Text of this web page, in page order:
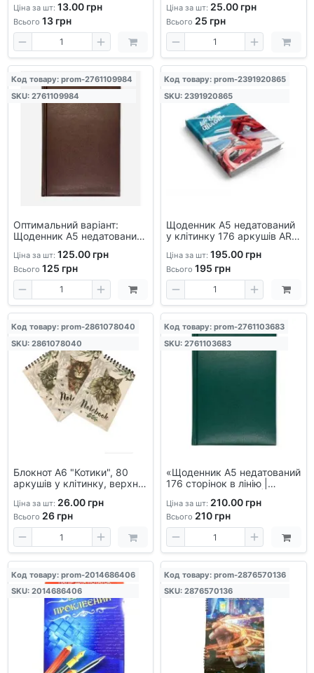
помічник для щоденних
записі
Ціна за шт: 13.00 грн
Всього 13грн
картон.
Ціна за шт: 25.00 грн
Всього 25 грн
Оптимальний варіант:
Щоденник А5 недатований,
шкірозамінник, лясе
Код товару: prom-2761109984
SKU: 2761109984
Ціна за шт: 125.00 грн
Всього 125 грн
Щоденник А5 недатований
у клітинку 176 аркушів ART
офісний, стильний дизайн
Код товару: prom-2391920865
SKU: 2391920865
Ціна за шт: 195.00 грн
Всього 195 грн
Блокнот А6 "Котики", 80
аркушів у клітинку, верхня
записів
Код товару: prom-2861078040
SKU: 2861078040
Ціна за шт: 26.00 грн
Всього 26грн
«Щоденник А5 недатований
176 сторінок в лінію |
Закладка-ляссе | Для
особистих записів»
Код товару: prom-2761103683
SKU: 2761103683
Ціна за шт: 210.00 грн
Всього 210 грн
Код товару: prom-2014686406
SKU: 2014686406
Код товару: prom-2876570136
SKU: 2876570136